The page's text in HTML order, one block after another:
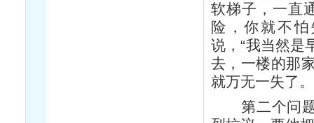
软梯子，一直
险，你就不
说，“我当然是
去，一楼的那
就万无一失了
第二个问题